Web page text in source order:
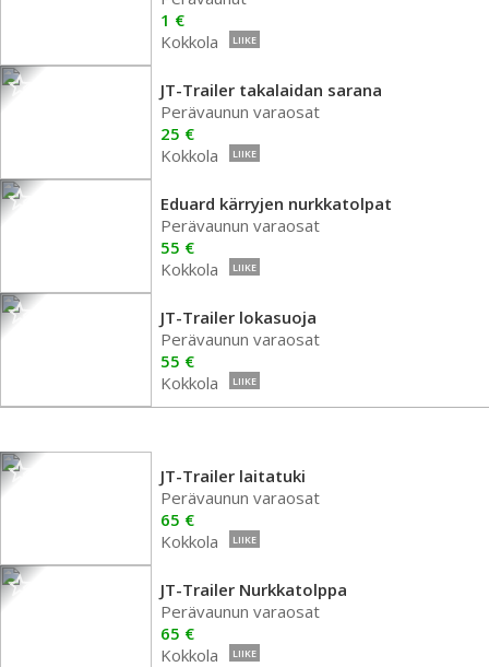
1 €
Kokkola
LIIKE
JT-Trailer takalaidan sarana
Perävaunun varaosat
25 €
Kokkola
LIIKE
Eduard kärryjen nurkkatolpat
Perävaunun varaosat
55 €
Kokkola
LIIKE
JT-Trailer lokasuoja
Perävaunun varaosat
55 €
Kokkola
LIIKE
JT-Trailer laitatuki
Perävaunun varaosat
65 €
Kokkola
LIIKE
JT-Trailer Nurkkatolppa
Perävaunun varaosat
65 €
Kokkola
LIIKE